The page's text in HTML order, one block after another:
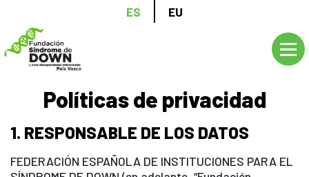
contenido
principal
ES EU
Políticas de privacidad
1. RESPONSABLE DE LOS DATOS
FEDERACIÓN ESPAÑOLA DE INSTITUCIONES PARA EL